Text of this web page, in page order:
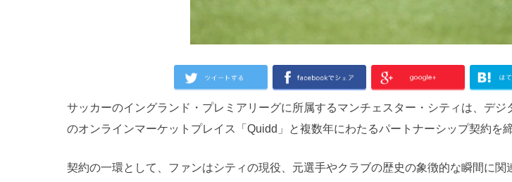
サッカーのイングランド・プレミアリーグに所属するマンチェスター・シティは、デ
のオンラインマーケットプレイス「Quidd」と複数年にわたるパートナーシップ契約を締
契約の一環として、ファンはシティの現役、元選手やクラブの歴史の象徴的な瞬間に関